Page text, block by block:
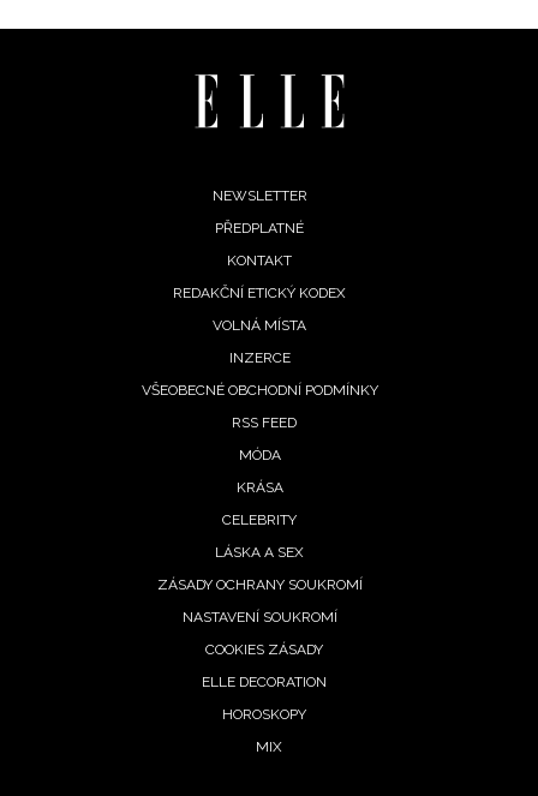
Přihlášením k newsletteru souhlasíte s
potvrzujete, že jste se seznámili seZásadami
- BurdaMedia Extra s.r.o. bude s
Vašimi údaji pracovat zejména k organizaci a
vyhodnocení akce a zasílání novinek.
NEWSLETTER
PŘEDPLATNÉ
KONTAKT
REDAKČNÍ ETICKÝ KODEX
VOLNÁ MÍSTA
INZERCE
VŠEOBECNÉ OBCHODNÍ PODMÍNKY
RSS FEED
MÓDA
KRÁSA
CELEBRITY
LÁSKA A SEX
ZÁSADY OCHRANY SOUKROMÍ
NASTAVENÍ SOUKROMÍ
COOKIES ZÁSADY
ELLE DECORATION
HOROSKOPY
MIX